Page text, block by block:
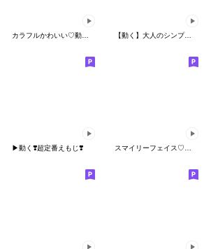
【動く】大人のシンプル絵文字❤️
▶︎動く❣️超定番えもじ❣️ スマイリーフェイス♡アニメーション絵文字